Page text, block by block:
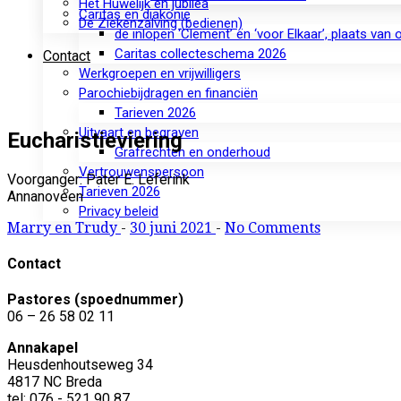
Caritas en diakonie
de inlopen ‘Clement’ en ‘voor Elkaar’, plaats
Caritas collecteschema 2026
Werkgroepen en vrijwilligers
Parochiebijdragen en financiën
Tarieven 2026
Uitvaart en begraven
Grafrechten en onderhoud
Vertrouwenspersoon
Tarieven 2026
Privacy beleid
Het Huwelijk en jubilea
De Ziekenzalving (bedienen)
Contact
Eucharistieviering
Voorganger: Pater E. Leferink
Annanoveen
Marry en Trudy - 30 juni 2021 - No Comments
Contact
Pastores (spoednummer)
06 – 26 58 02 11
Annakapel
Heusdenhoutseweg 34
4817 NC Breda